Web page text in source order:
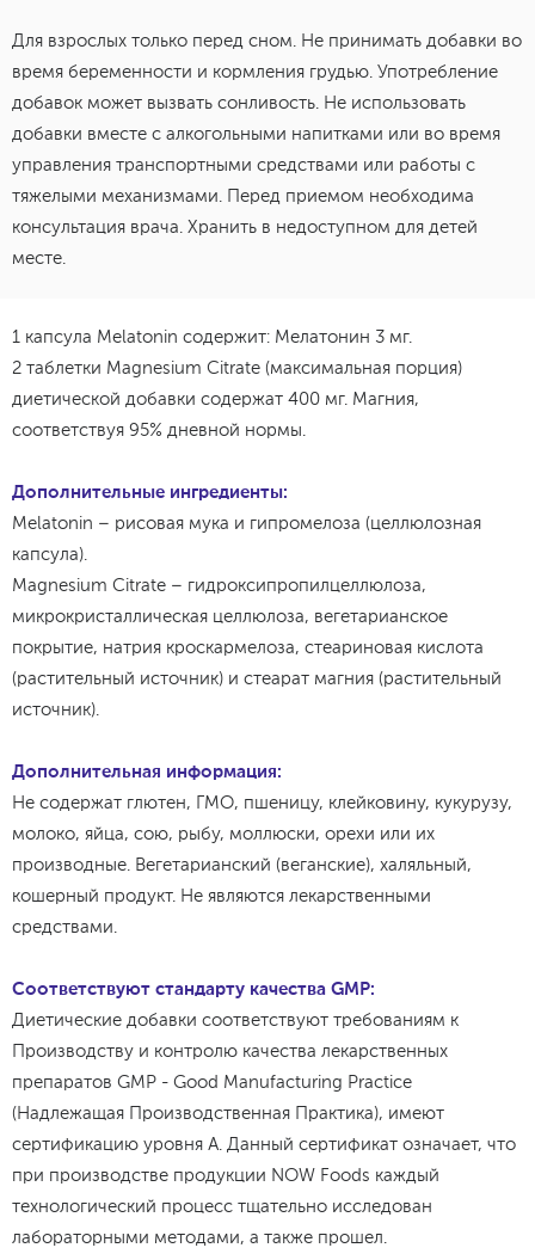
Для взрослых только перед сном. Не принимать добавки во
время беременности и кормления грудью. Употребление
добавок может вызвать сонливость. Не использовать
добавки вместе с алкогольными напитками или во время
управления транспортными средствами или работы с
тяжелыми механизмами. Перед приемом необходима
консультация врача. Хранить в недоступном для детей
месте.
1 капсула Melatonin содержит: Мелатонин 3 мг.
2 таблетки Magnesium Citrate (максимальная порция)
диетической добавки содержат 400 мг. Магния,
соответствуя 95% дневной нормы.
Дополнительные ингредиенты:
Melatonin – рисовая мука и гипромелоза (целлюлозная
капсула).
Magnesium Citrate – гидроксипропилцеллюлоза,
микрокристаллическая целлюлоза, вегетарианское
покрытие, натрия кроскармелоза, стеариновая кислота
(растительный источник) и стеарат магния (растительный
источник).
Дополнительная информация:
Не содержат глютен, ГМО, пшеницу, клейковину, кукурузу,
молоко, яйца, сою, рыбу, моллюски, орехи или их
производные. Вегетарианский (веганские), халяльный,
кошерный продукт. Не являются лекарственными
средствами.
Соответствуют стандарту качества GMP:
Диетические добавки соответствуют требованиям к
Производству и контролю качества лекарственных
препаратов GMP - Good Manufacturing Practice
(Надлежащая Производственная Практика), имеют
сертификацию уровня А. Данный сертификат означает, что
при производстве продукции NOW Foods каждый
технологический процесс тщательно исследован
лабораторными методами, а также прошел.